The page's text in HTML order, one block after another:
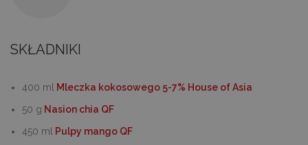
SKŁADNIKI
400 ml
Mleczka kokosowego 5-7% House of Asia
50 g Nasion chia QF
450 ml
Pulpy mango QF